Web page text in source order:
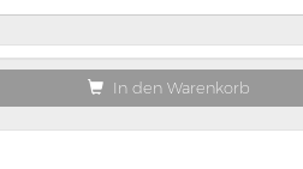
In den Warenkorb